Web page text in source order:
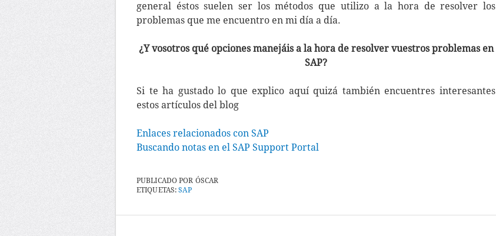
general éstos suelen ser los métodos que utilizo a la hora de resolver los
problemas que me encuentro en mi día a día.
¿Y vosotros qué opciones manejáis a la hora de resolver vuestros problemas en
SAP?
Si te ha gustado lo que explico aquí quizá también encuentres interesantes
estos artículos del blog
Enlaces relacionados con SAP
Buscando notas en el SAP Support Portal
PUBLICADO POR ÓSCAR
ETIQUETAS:SAP